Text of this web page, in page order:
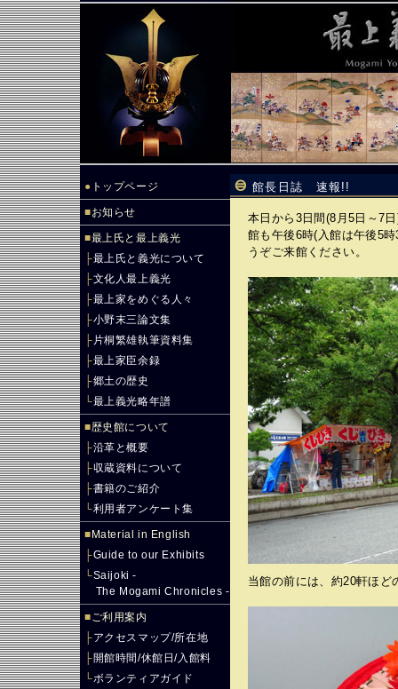
● トップページ
■お知らせ
■最上氏と最上義光
├最上氏と義光について
├文化人最上義光
├最上家をめぐる人々
├小野末三論文集
├ 片桐繁雄執筆資料集
├最上家臣余録
├郷土の歴史
└最上義光略年譜
■歴史館について
├沿革と概要
├収蔵資料について
├書籍のご紹介
└利用者アンケート集
■ Material in English
├Guide to our Exhibits
└Saijoki -
The Mogami Chronicles -
■ご利用案内
├アクセスマップ/所在地
├開館時間/休館日/入館料
└ボランティアガイド
館長日誌 速報!!
本日から3日間(8月5日～7
館も午後6時(入館は午後5
うぞご来館ください。
当館の前には、約20軒ほど